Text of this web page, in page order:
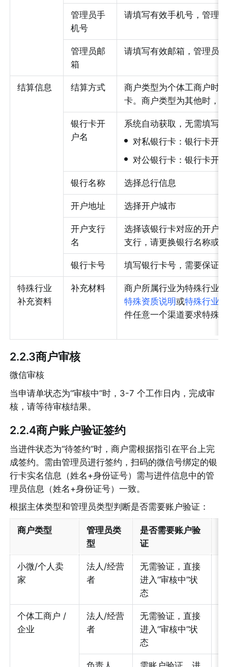
管理员手
机号
请填写有效手机号，管理
管理员邮
箱
请填写有效邮箱，管理员
结算信息 结算方式
商户类型为个体工商户时
卡。商户类型为其他时，
银行卡开
户名
系统自动获取，无需填写。
• 对私银行卡：银行卡开
• 对公银行卡：银行卡开
银行名称 选择总行信息
开户地址 选择开户城市
开户支行
名
选择该银行卡对应的开户
支行，请更换银行名称或
银行卡号 填写银行卡号，需要保证
特殊行业
补充资料
补充材料
商户所属行业为特殊行业
特殊资质说明或特殊行业
件任意一个渠道要求特殊
2.2.3商户审核
微信审核
当申请单状态为“审核中”时，3-7 个工作日内，完成审
核，请等待审核结果。
2.2.4商户账户验证签约
当进件状态为“待签约”时，商户需根据指引在平台上完
成签约。需由管理员进行签约，扫码的微信号绑定的银
行卡实名信息（姓名+身份证号）需与进件信息中的管
理员信息（姓名+身份证号）一致。
根据主体类型和管理员类型判断是否需要账户验证：
商户类型
管理员类
型
是否需要账户验
证
小微/个人卖
家
法人/经营
者
无需验证，直接
进入“审核中”状
态
个体工商户 /
企业
法人/经营
者
无需验证，直接
进入“审核中”状
态